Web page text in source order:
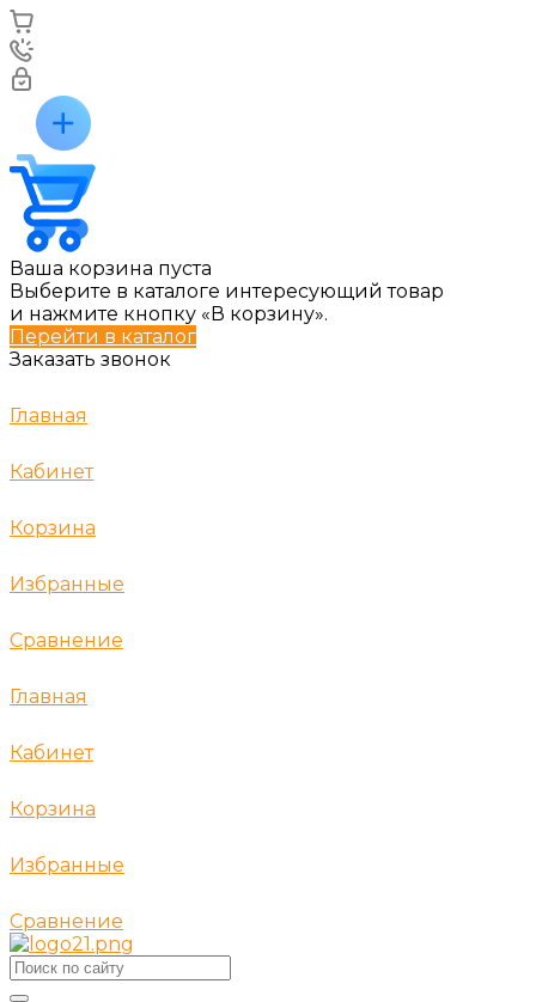
Ваша корзина пуста
Выберите в каталоге интересующий товар
и нажмите кнопку «В корзину».
Перейти в каталог
Заказать звонок
Главная
Кабинет
Корзина
Избранные
Сравнение
Главная
Кабинет
Корзина
Избранные
Сравнение